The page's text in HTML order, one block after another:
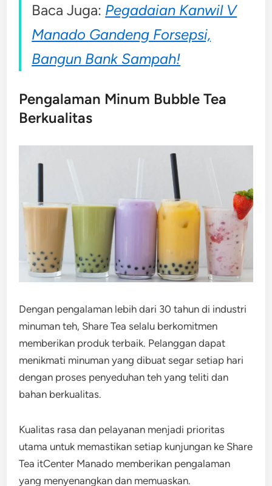
Baca Juga: Pegadaian Kanwil V
Manado Gandeng Forsepsi,
Bangun Bank Sampah!
Pengalaman Minum Bubble Tea
Berkualitas
Dengan pengalaman lebih dari 30 tahun di industri
minuman teh, Share Tea selalu berkomitmen
memberikan produk terbaik. Pelanggan dapat
menikmati minuman yang dibuat segar setiap hari
dengan proses penyeduhan teh yang teliti dan
bahan berkualitas.
Kualitas rasa dan pelayanan menjadi prioritas
utama untuk memastikan setiap kunjungan ke Share
Tea itCenter Manado memberikan pengalaman
yang menyenangkan dan memuaskan.